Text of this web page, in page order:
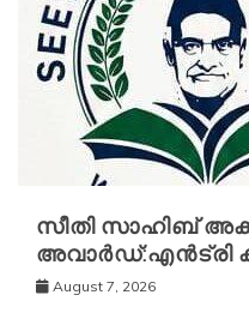
സീതി സാഹിബ്
അവാർഡ്:എൻട്രി
August 7, 2026